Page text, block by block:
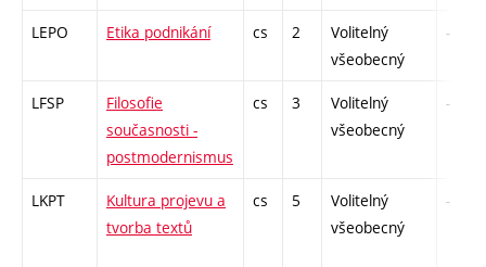
LEPO Etika podnikání cs 2
Volitelný
všeobecný
-
LFSP
Filosofie
současnosti -
postmodernismus
cs 3
Volitelný
všeobecný
-
LKPT
Kultura projevu a
tvorba textů
cs 5
Volitelný
všeobecný
-